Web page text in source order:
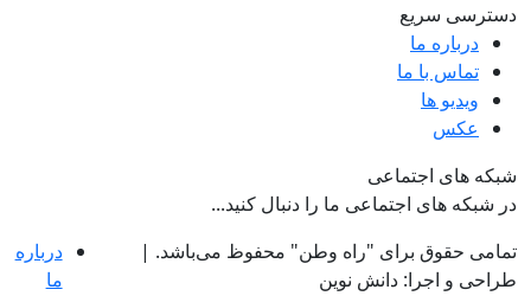
دسترسی سریع
درباره ما
تماس با ما
ویدیو ها
عکس
شبکه های اجتماعی
در شبکه های اجتماعی ما را دنبال کنید...
تمامی حقوق برای "راه وطن" محفوظ می‌باشد. |
طراحی و اجرا: دانش نوین
درباره
ما